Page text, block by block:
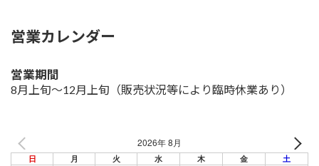
営業カレンダー
営業期間
8月上旬～12月上旬 （販売状況等により臨時休業あり）
2026年 8月
日 月 火 水 木 金 土